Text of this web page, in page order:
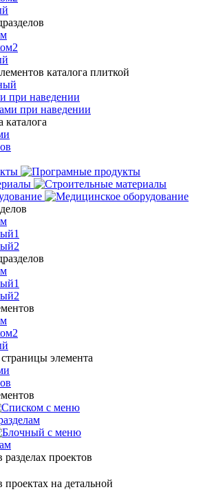
каталога плиткой
при наведении
каталога
элемента
проектов
на детальной